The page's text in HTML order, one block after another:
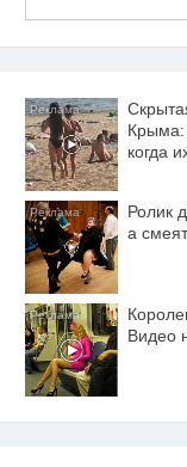
Крыма:
когда
Ролик
а
Видео